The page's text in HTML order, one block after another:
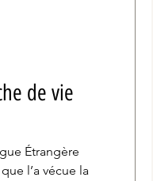
de vie
Étrangère
l’a vécue la